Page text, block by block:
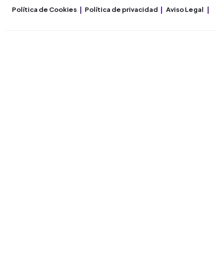
Política de Cookies Política de privacidad Aviso Legal